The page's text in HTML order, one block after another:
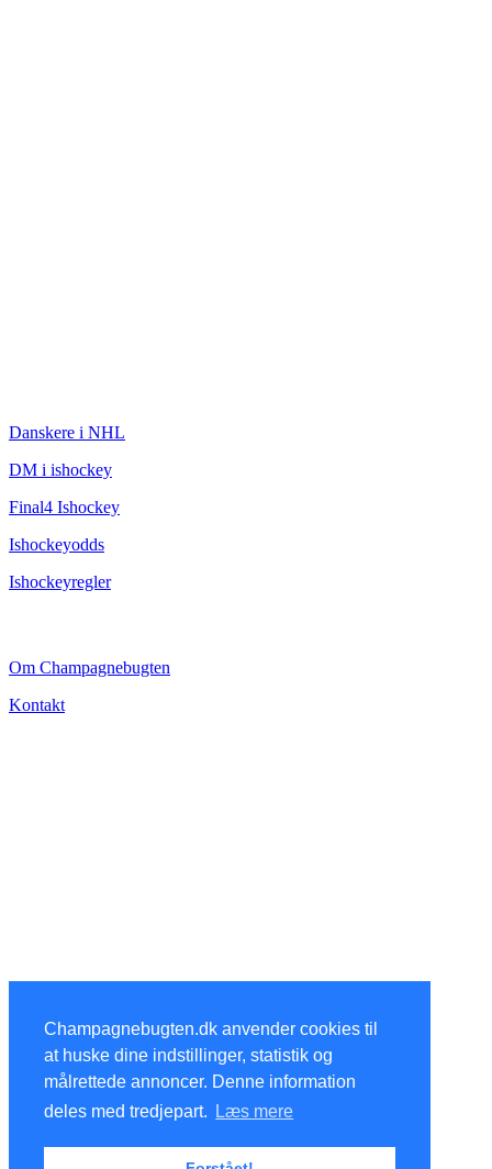
Champagnebugten.dk anvender cookies til
at huske dine indstillinger, statistik og
målrettede annoncer. Denne information
deles med tredjepart.
Læs mere
Danskere i NHL
DM i ishockey
Final4 Ishockey
Ishockeyodds
Ishockeyregler
Om Champagnebugten
Kontakt